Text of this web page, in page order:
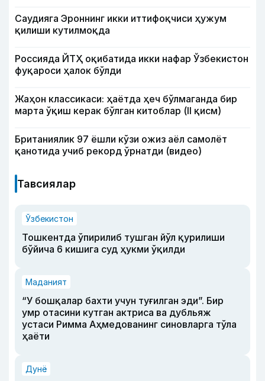
Саудияга Эроннинг икки иттифоқчиси ҳужум
қилиши кутилмоқда
Россияда ЙТҲ оқибатида икки нафар Ўзбекистон
фуқароси ҳалок бўлди
Жаҳон классикаси: ҳаётда ҳеч бўлмаганда бир
марта ўқиш керак бўлган китоблар (II қисм)
Британиялик 97 ёшли кўзи ожиз аёл самолёт
қанотида учиб рекорд ўрнатди (видео)
Тавсиялар
Ўзбекистон
Тошкентда ўпирилиб тушган йўл қурилиши
бўйича 6 кишига суд ҳукми ўқилди
Маданият
“У бошқалар бахти учун туғилган эди”. Бир
умр отасини кутган актриса ва дубльяж
устаси Римма Аҳмедованинг синовларга тўла
ҳаёти
Дунё